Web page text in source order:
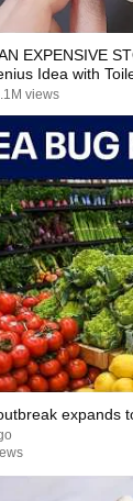
EXPENSIVE
Idea with
views
expands